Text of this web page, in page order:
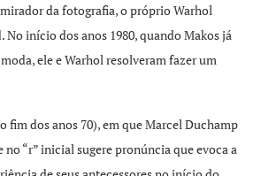
da fotografia, o próprio Warhol
início dos anos 1980, quando Makos já
ele e Warhol resolveram fazer um
fim dos anos 70), em que Marcel Duchamp
“r” inicial sugere pronúncia que evoca a